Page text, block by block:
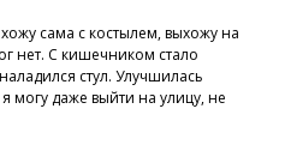
сама с костылем, выхожу на
нет. С кишечником стало
стул. Улучшилась
могу даже выйти на улицу, не
в